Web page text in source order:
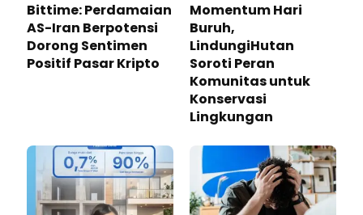
Bittime: Perdamaian
AS-Iran Berpotensi
Dorong Sentimen
Positif Pasar Kripto
Momentum Hari
Buruh,
LindungiHutan
Soroti Peran
Komunitas untuk
Konservasi
Lingkungan